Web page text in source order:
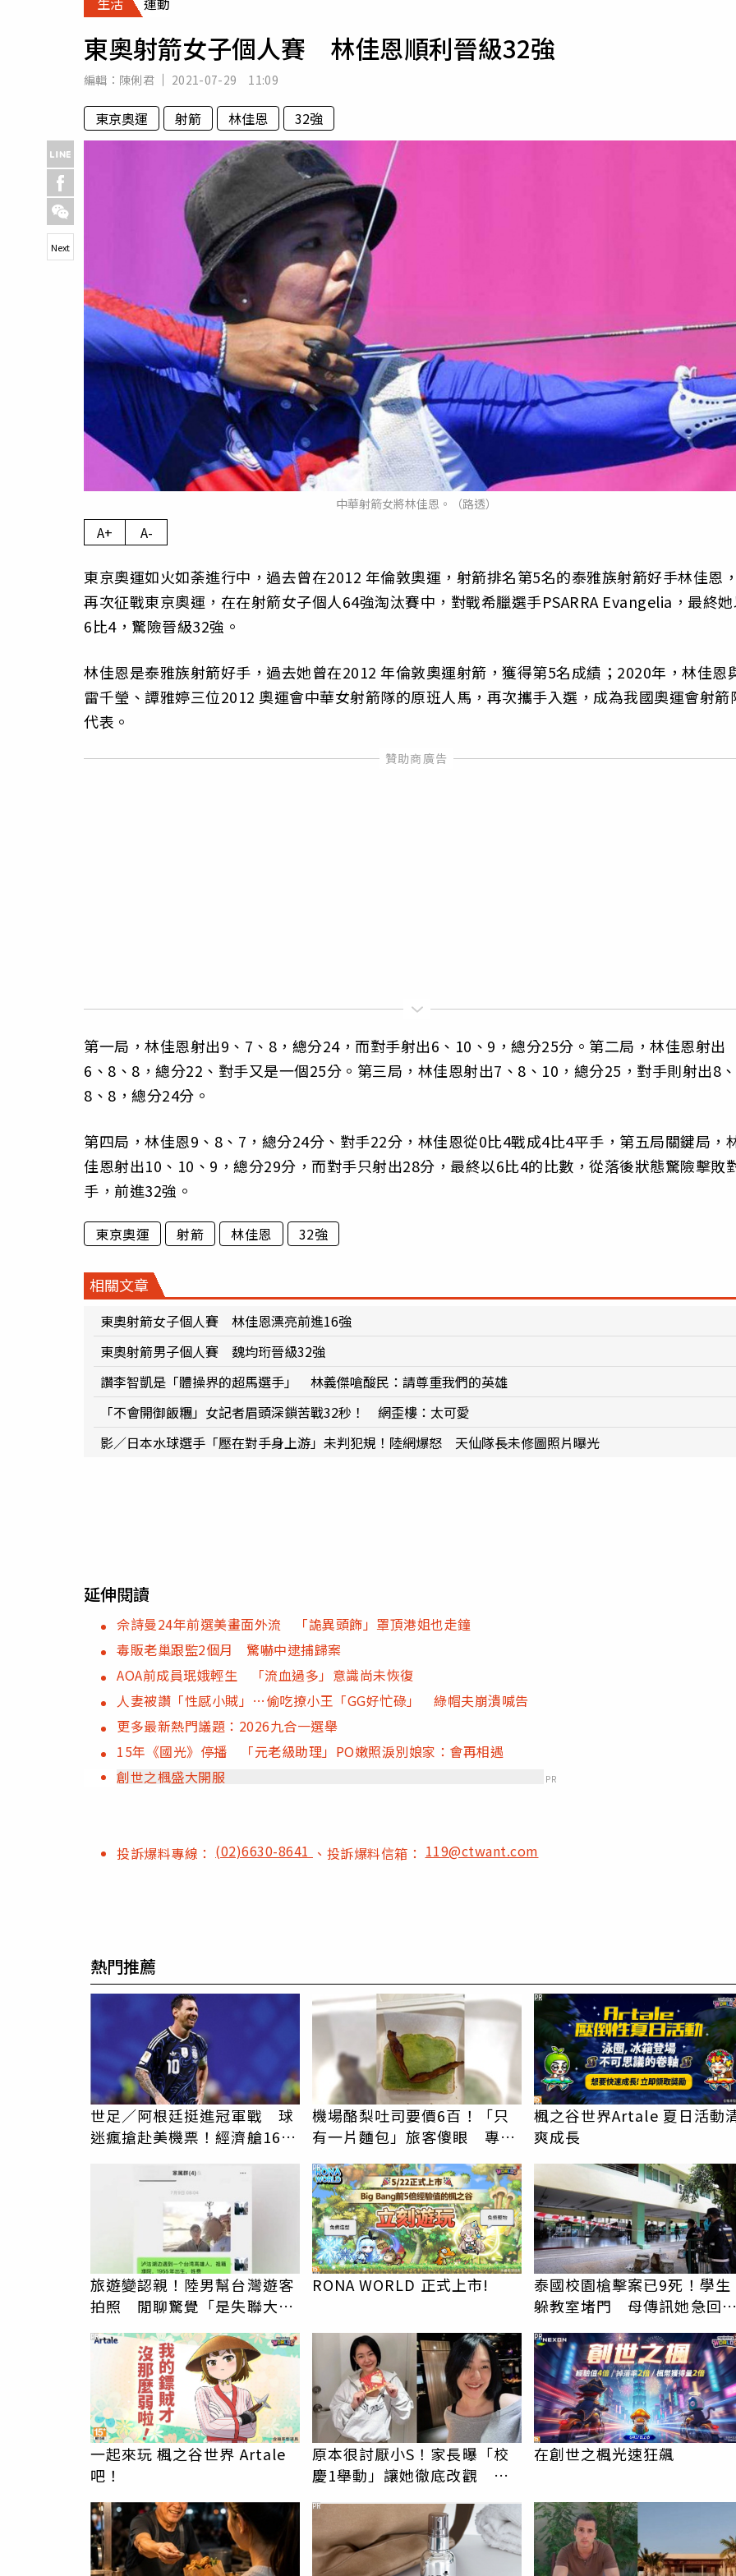
專欄
房產新勢力
運勢
東奧射箭女子個人賽 林佳恩順利晉級32強
編輯： 陳俐君 2021-07-29 11:09
東京奧運 射箭 林佳恩 32強
中華射箭女將林佳恩。（路透）
Next
A+ A-
東京奧運如火如荼進行中，過去曾在2012 年倫敦奧運，射箭排名第5名的泰雅族射箭好手林佳恩
再次征戰東京奧運，在在射箭女子個人64強淘汰賽中，對戰希臘選手PSARRA Evangelia，最終
6比4，驚險晉級32強。
林佳恩是泰雅族射箭好手，過去她曾在2012 年倫敦奧運射箭，獲得第5名成績；2020年，林佳恩
雷千瑩、譚雅婷三位2012 奧運會中華女射箭隊的原班人馬，再次攜手入選，成為我國奧運會射箭
代表。
第一局，林佳恩射出9、7、8，總分24，而對手射出6、10、9，總分25分。第二局，林佳恩射出
6、8、8，總分22、對手又是一個25分。第三局，林佳恩射出7、8、10，總分25，對手則射出8、
8、8，總分24分。
第四局，林佳恩9、8、7，總分24分、對手22分，林佳恩從0比4戰成4比4平手，第五局關鍵局，
佳恩射出10、10、9，總分29分，而對手只射出28分，最終以6比4的比數，從落後狀態驚險擊敗
手，前進32強。
東京奧運 射箭 林佳恩 32強
相關文章
東奧射箭女子個人賽 林佳恩漂亮前進16強
東奧射箭男子個人賽 魏均珩晉級32強
讚李智凱是「體操界的超馬選手」 林義傑嗆酸民：請尊重我們的英雄
「不會開御飯糰」女記者眉頭深鎖苦戰32秒！ 網歪樓：太可愛
影／日本水球選手「壓在對手身上游」未判犯規！陸網爆怒 天仙隊長未修圖照片曝光
延伸閱讀
佘詩曼24年前選美畫面外流 「詭異頭飾」罩頂港姐也走鐘
毒販老巢跟監2個月 驚嚇中逮捕歸案
AOA前成員珉娥輕生 「流血過多」意識尚未恢復
人妻被讚「性感小賊」…偷吃撩小王「GG好忙碌」 綠帽夫崩潰喊告
更多最新熱門議題：2026九合一選舉
15年《國光》停播 「元老級助理」PO嫩照淚別娘家：會再相遇
創世之楓盛大開服
PR
投訴爆料專線： (02)6630-8641 、投訴爆料信箱：119@ctwant.com
熱門推薦
世足／阿根廷挺進冠軍戰 球
迷瘋搶赴美機票！經濟艙16萬
機場酪梨吐司要價6百！「只
有一片麵包」旅客傻眼 專家
楓之谷世界Artale 夏日活動
爽成長
PR
旅遊變認親！陸男幫台灣遊客
拍照 閒聊驚覺「是失聯大
RONA WORLD 正式上市!
PR
泰國校園槍擊案已9死！學生
躲教室堵門 母傳訊她急回
一起來玩 楓之谷世界 Artale
吧！
PR
原本很討厭小S！家長曝「校
慶1舉動」讓她徹底改觀 網
友洗版認證
在創世之楓光速狂飆
PR
PR